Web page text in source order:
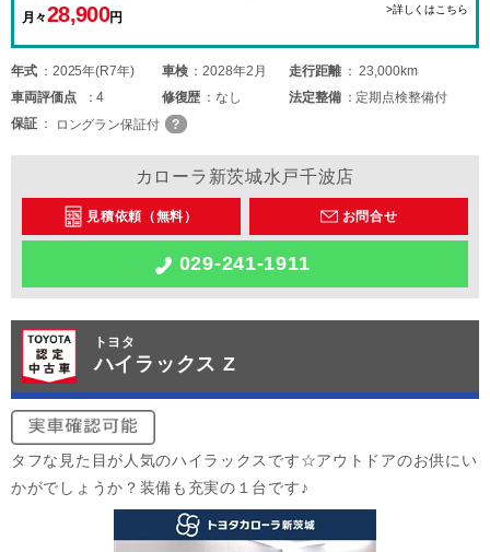
月々28,900円
>詳しくはこちら
年式 2025年(R7年) 車検 2028年2月 走行距離
23,000km
車両評価点 4 修復歴 なし 法定整備
定期点検整備付
保証
ロングラン保証付
カローラ新茨城水戸千波店
見積依頼（無料） お問合せ
029-241-1911
トヨタ
ハイラックス Z
タフな見た目が人気のハイラックスです☆アウトドアのお供にい
かがでしょうか？装備も充実の１台です♪